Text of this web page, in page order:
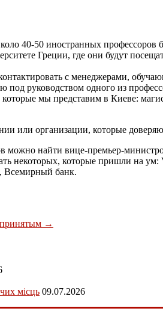
40-50 иностранных
Греции, где они будут
с менеджерами,
под руководством одного из
мы представим в Киеве:
или организации, которые
найти вице-премьер-
некоторых, которые пришли на ум:
Всемирный банк.
→
місць 09.07.2026